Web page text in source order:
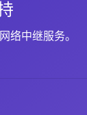
络中继服务。